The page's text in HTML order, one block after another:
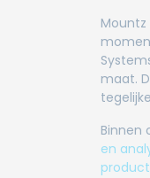
maat.
Binnen
en